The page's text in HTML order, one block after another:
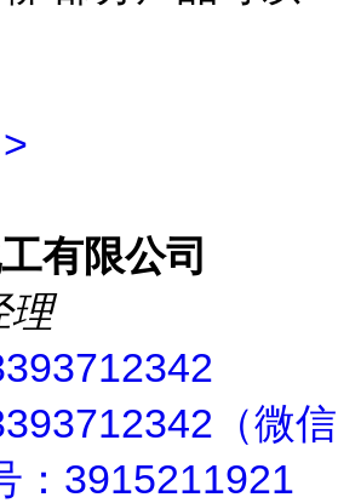
有限公司
理
（微信
：3915211921